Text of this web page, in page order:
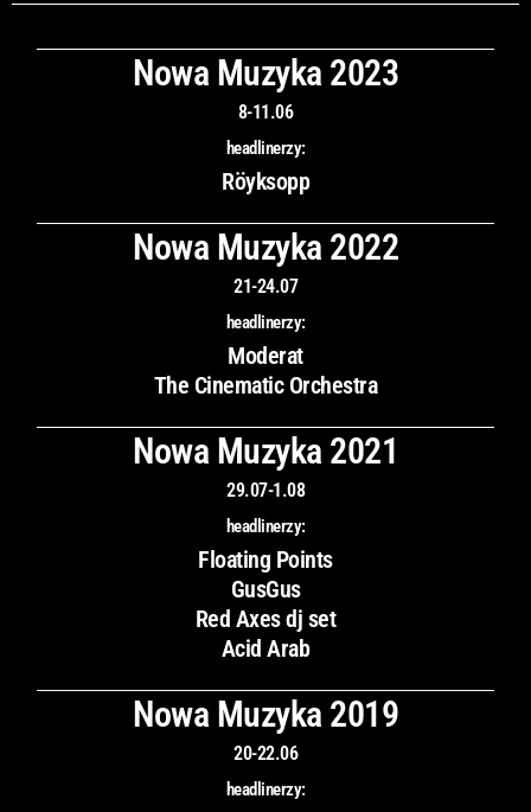
Nowa Muzyka 2023
8-11.06
headlinerzy:
Röyksopp
Nowa Muzyka 2022
21-24.07
headlinerzy:
Moderat
The Cinematic Orchestra
Nowa Muzyka 2021
29.07-1.08
headlinerzy:
Floating Points
GusGus
Red Axes dj set
Acid Arab
Nowa Muzyka 2019
20-22.06
headlinerzy: